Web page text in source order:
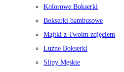
Kolorowe Bokserki
Bokserki bambusowe
Majtki z Twoim zdjęciem
Luźne Bokserki
Slipy Męskie